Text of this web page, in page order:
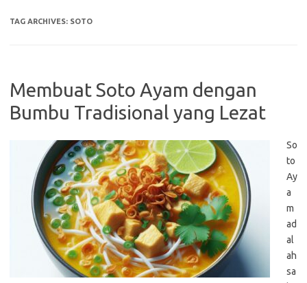
TAG ARCHIVES: SOTO
Membuat Soto Ayam dengan
Bumbu Tradisional yang Lezat
So
to
Ay
a
m
ad
al
ah
sa